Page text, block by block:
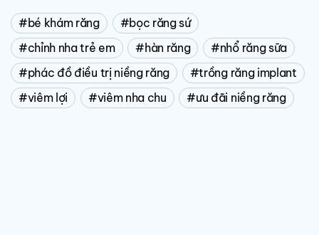
bé khám răng
bọc răng sứ
chỉnh nha trẻ em
hàn răng
nhổ răng sữa
phác đồ điều trị niềng răng
trồng răng implant
viêm lợi
viêm nha chu ưu đãi niềng răng